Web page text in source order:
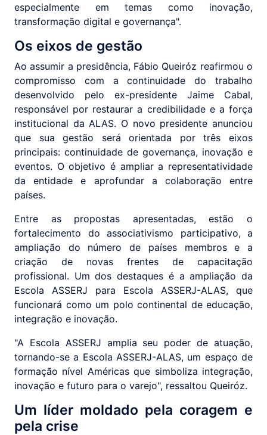
especialmente em temas como inovação,
transformação digital e governança".
Os eixos de gestão
Ao assumir a presidência, Fábio Queiróz reafirmou o
compromisso com a continuidade do trabalho
desenvolvido pelo ex-presidente Jaime Cabal,
responsável por restaurar a credibilidade e a força
institucional da ALAS. O novo presidente anunciou
que sua gestão será orientada por três eixos
principais: continuidade de governança, inovação e
eventos. O objetivo é ampliar a representatividade
da entidade e aprofundar a colaboração entre
países.
Entre as propostas apresentadas, estão o
fortalecimento do associativismo participativo, a
ampliação do número de países membros e a
criação de novas frentes de capacitação
profissional. Um dos destaques é a ampliação da
Escola ASSERJ para Escola ASSERJ-ALAS, que
funcionará como um polo continental de educação,
integração e inovação.
"A Escola ASSERJ amplia seu poder de atuação,
tornando-se a Escola ASSERJ-ALAS, um espaço de
formação nível Américas que simboliza integração,
inovação e futuro para o varejo", ressaltou Queiróz.
Um líder moldado pela coragem e
pela crise